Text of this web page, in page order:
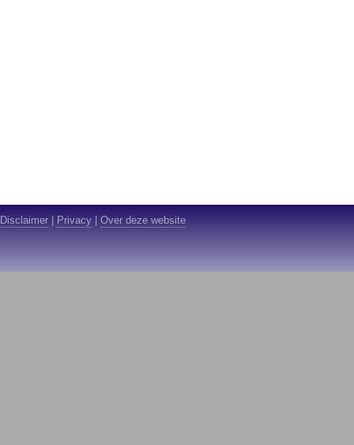
Disclaimer Privacy Over deze website